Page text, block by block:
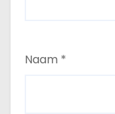
Naam *